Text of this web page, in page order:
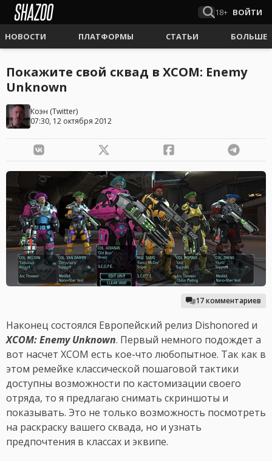
18+ ВОЙТИ
НОВОСТИ ПЛАТФОРМЫ СТАТЬИ БОЛЬШЕ
Покажите свой сквад в XCOM: Enemy
Unknown
Коэн (Twitter)
07:30, 12 октября 2012
17 комментариев
Наконец состоялся Европейский релиз Dishonored и
XCOM: Enemy Unknown. Первый немного подождет а
вот насчет XCOM есть кое-что любопытное. Так как в
этом ремейке классической пошаговой тактики
доступны возможности по кастомизации своего
отряда, то я предлагаю снимать скриншоты и
показывать. Это не только возможность посмотреть
на раскраску вашего сквада, но и узнать
предпочтения в классах и эквипе.